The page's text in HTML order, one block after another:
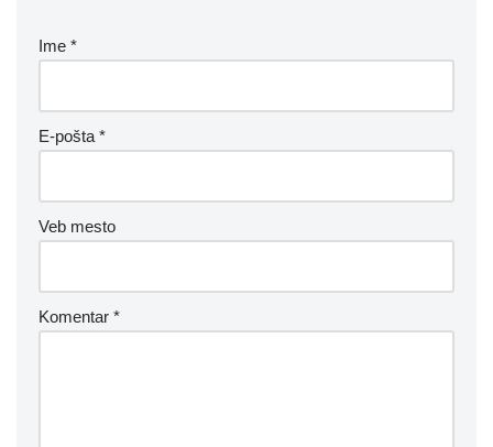
Ime *
E-pošta *
Veb mesto
Komentar *